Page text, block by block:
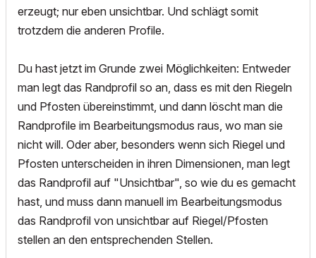
erzeugt; nur eben unsichtbar. Und schlägt somit
trotzdem die anderen Profile.
Du hast jetzt im Grunde zwei Möglichkeiten: Entweder
man legt das Randprofil so an, dass es mit den Riegeln
und Pfosten übereinstimmt, und dann löscht man die
Randprofile im Bearbeitungsmodus raus, wo man sie
nicht will. Oder aber, besonders wenn sich Riegel und
Pfosten unterscheiden in ihren Dimensionen, man legt
das Randprofil auf "Unsichtbar", so wie du es gemacht
hast, und muss dann manuell im Bearbeitungsmodus
das Randprofil von unsichtbar auf Riegel/Pfosten
stellen an den entsprechenden Stellen.